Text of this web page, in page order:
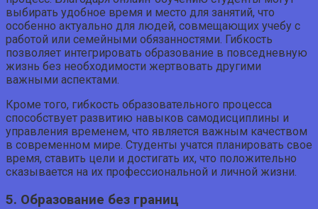
выбирать удобное время и место для занятий, что
особенно актуально для людей, совмещающих учебу с
работой или семейными обязанностями. Гибкость
позволяет интегрировать образование в повседневную
жизнь без необходимости жертвовать другими
важными аспектами.
Кроме того, гибкость образовательного процесса
способствует развитию навыков самодисциплины и
управления временем, что является важным качеством
в современном мире. Студенты учатся планировать свое
время, ставить цели и достигать их, что положительно
сказывается на их профессиональной и личной жизни.
5. Образование без границ